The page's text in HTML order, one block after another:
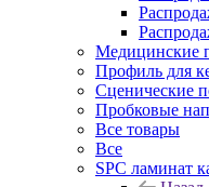
Медицинские
Профиль для
Сценические
Пробковые
Все товары
Все
SPC ламинат